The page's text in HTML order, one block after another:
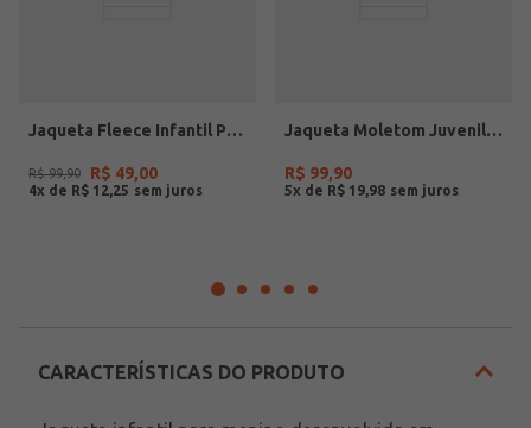
Jaqueta Fleece Infantil Para Menina - BRANCO
R$ 99,90 R$ 49,00
4x de R$ 12 25
Jaqueta Moletom Juvenil Para Menina - BEGE
R$ 99,90
5x de R$ 19 98
CARACTERÍSTICAS DO PRODUTO